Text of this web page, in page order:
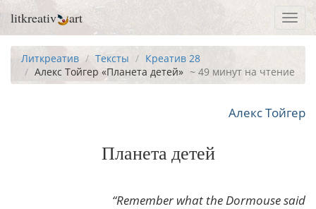
litkreativ art
Литкреатив Тексты
Креатив 28
Алекс Тойгер «Планета детей» ~ 49 минут на чтение
Алекс Тойгер
Планета детей
“Remember what the Dormouse said